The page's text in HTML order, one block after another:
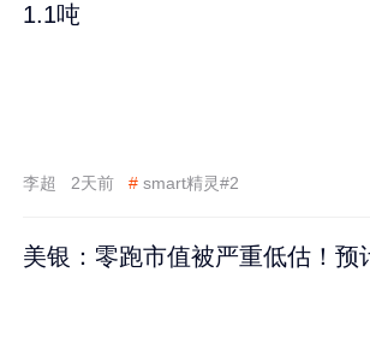
1.1吨
李超 2天前 # smart精灵#2
美银：零跑市值被严重低估！预